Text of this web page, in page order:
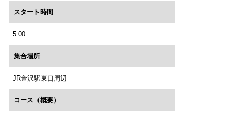
スタート時間
5:00
集合場所
JR金沢駅東口周辺
コース（概要）